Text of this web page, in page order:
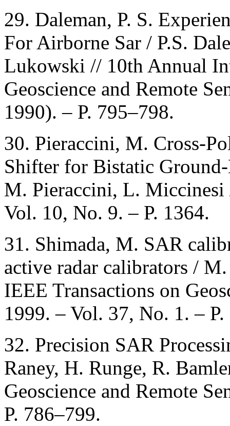
29. Daleman, P. S.
For Airborne Sar / P.S.
Lukowski // 10th Annual
Geoscience and Remote
1990). – P. 795–798.
30. Pieraccini, M. Cross-
Shifter for Bistatic
M. Pieraccini, L. Miccinesi
Vol. 10, No. 9. – P. 1364.
31. Shimada, M. SAR
active radar calibrators /
IEEE Transactions on
1999. – Vol. 37, No. 1. –
32. Precision SAR
Raney, H. Runge, R.
Geoscience and Remote
P. 786–799.